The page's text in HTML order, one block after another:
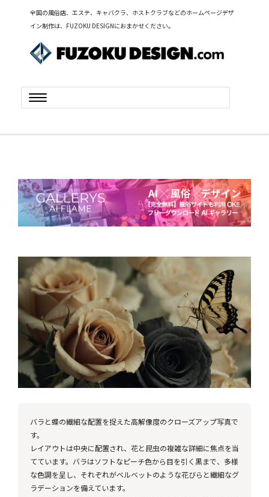
全国の風俗店、エステ、キャバクラ、ホストクラブなどのホームページデザ
イン制作は、FUZOKU DESIGNにおまかせください。
Toggle
navigation
バラと蝶の繊細な配置を捉えた高解像度のクローズアップ写真で
す。
レイアウトは中央に配置され、花と昆虫の複雑な詳細に焦点を当
てています。バラはソフトなピーチ色から目を引く黒まで、多様
な色調を呈し、それぞれがベルベットのような花びらと繊細なグ
ラデーションを備えています。